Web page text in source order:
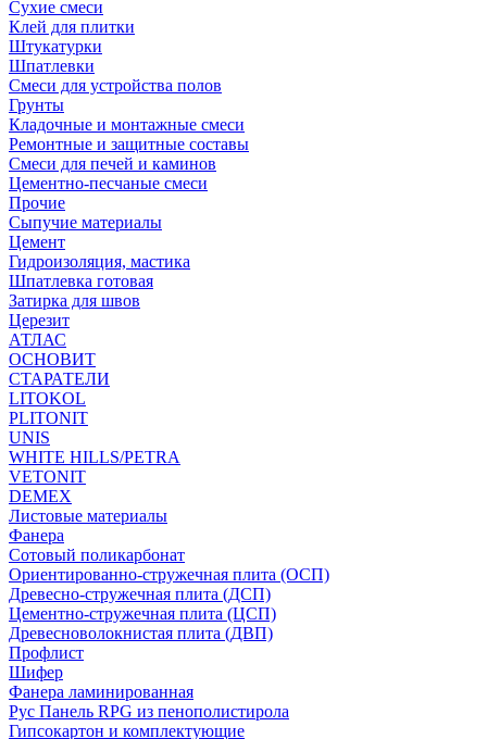
Сухие смеси
Клей для плитки
Штукатурки
Шпатлевки
Смеси для устройства полов
Грунты
Кладочные и монтажные смеси
Ремонтные и защитные составы
Смеси для печей и каминов
Цементно-песчаные смеси
Прочие
Сыпучие материалы
Цемент
Гидроизоляция, мастика
Шпатлевка готовая
Затирка для швов
Церезит
АТЛАС
ОСНОВИТ
СТАРАТЕЛИ
LITOKOL
PLITONIT
UNIS
WHITE HILLS/PETRA
VETONIT
DEMEX
Листовые материалы
Фанера
Сотовый поликарбонат
Ориентированно-стружечная плита (ОСП)
Древесно-стружечная плита (ДСП)
Цементно-стружечная плита (ЦСП)
Древесноволокнистая плита (ДВП)
Профлист
Шифер
Фанера ламинированная
Рус Панель RPG из пенополистирола
Гипсокартон и комплектующие